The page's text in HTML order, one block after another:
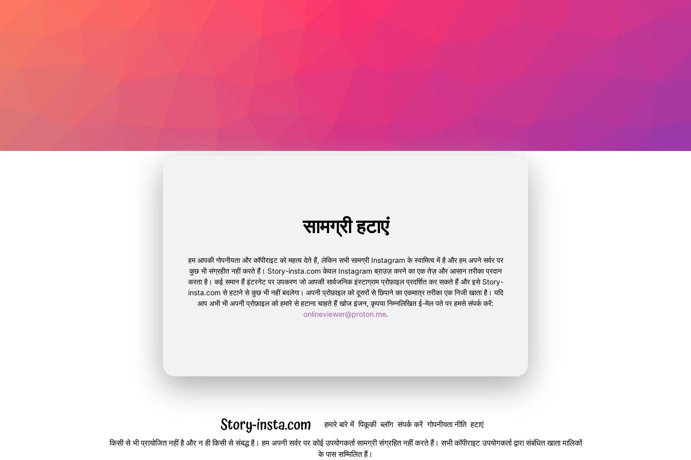
सामग्री हटाएं
हम आपकी गोपनीयता और कॉपीराइट को महत्व देते हैं, लेकिन सभी सामग्री Instagram के स्वामित्व में है और हम अपने सर्वर पर
कुछ भी संग्रहीत नहीं करते हैं। Story-insta.com केवल Instagram ब्राउज़ करने का एक तेज़ और आसान तरीका प्रदान
करता है। कई समान हैं इंटरनेट पर उपकरण जो आपकी सार्वजनिक इंस्टाग्राम प्रोफ़ाइल प्रदर्शित कर सकते हैं और इसे Story-
insta.com से हटाने से कुछ भी नहीं बदलेगा। अपनी प्रोफ़ाइल को दूसरों से छिपाने का एकमात्र तरीका एक निजी खाता है। यदि
आप अभी भी अपनी प्रोफ़ाइल को हमारे से हटाना चाहते हैं खोज इंजन, कृपया निम्नलिखित ई-मेल पते पर हमसे संपर्क करें:
onlineviewer@proton.me.
हमारे बारे में पिकूकी ब्लॉग संपर्क करें गोपनीयता नीति हटाएं
किसी से भी प्रायोजित नहीं है और न ही किसी से संबद्ध है। हम अपनी सर्वर पर कोई उपयोगकर्ता सामग्री संग्रहित नहीं करते हैं। सभी कॉपीराइट उपयोगकर्ता द्वारा संबंधित खाता मालिकों
के पास सम्मिलित हैं।